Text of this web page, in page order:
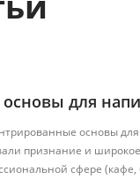
для
основы
признание и
сфере (кафе,